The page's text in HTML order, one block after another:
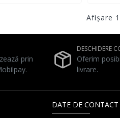
Afişare
prin
DESCHIDERE
Oferim
livrare.
DATE DE CONTACT